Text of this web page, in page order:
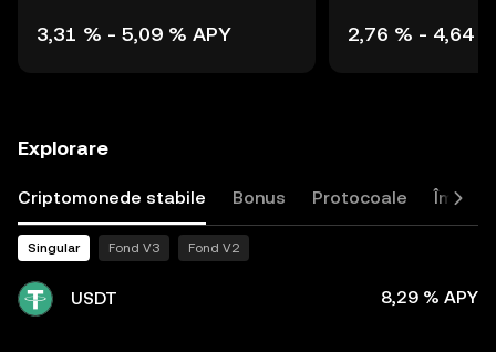
3,31 % - 5,09 % APY 2,76 % - 4,64
Explorare
Criptomonede stabile Bonus Protocoale
Singular Fond V3 Fond V2
USDT 8,29 % APY